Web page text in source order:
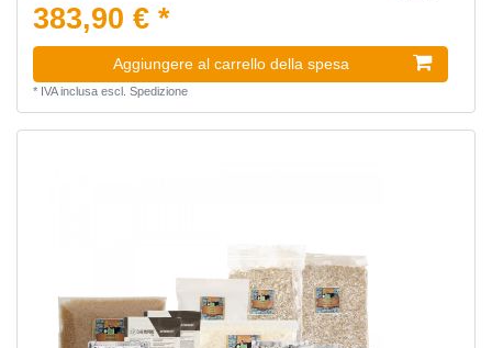
383,90 € *
Aggiungere al carrello della spesa
* IVA inclusaescl. Spedizione